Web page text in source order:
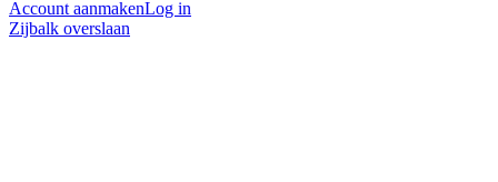
Account aanmakenLog in
Zijbalk overslaan